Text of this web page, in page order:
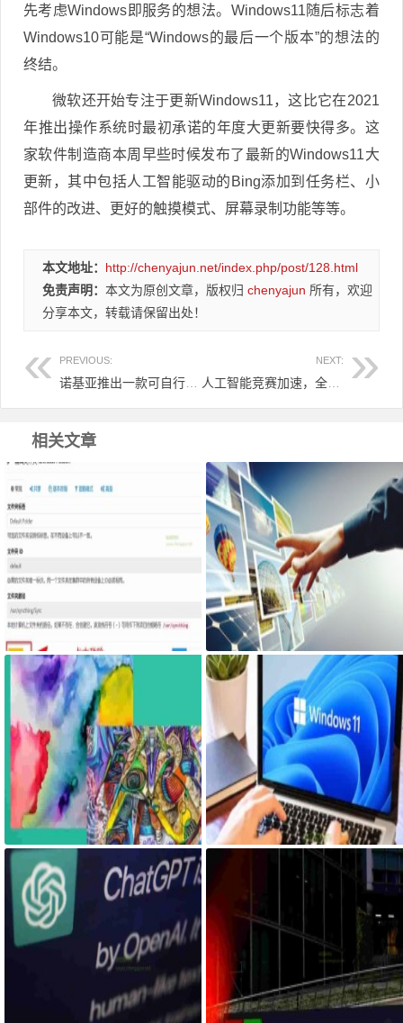
先考虑Windows即服务的想法。Windows11随后标志着
Windows10可能是“Windows的最后一个版本”的想法的
终结。
微软还开始专注于更新Windows11，这比它在2021
年推出操作系统时最初承诺的年度大更新要快得多。这
家软件制造商本周早些时候发布了最新的Windows11大
更新，其中包括人工智能驱动的Bing添加到任务栏、小
部件的改进、更好的触摸模式、屏幕录制功能等等。
本文地址： http://chenyajun.net/index.php/post/128.html
免责声明： 本文为原创文章，版权归 chenyajun 所有，欢迎
分享本文，转载请保留出处！
PREVIOUS: NEXT:
人工智能竞赛加速，全球科技巨头纷纷发布公告实施类似ChatGPT的人工智能追逐ChatGPT
相关文章
Syncthing在同一台设备上不同的
文件夹之间来实现文件夹的同步
利用Syncthing备份到云储存
一台笔记本电脑比台式机更容易崩
溃蓝屏经历
微软推出Visual ChatGPT一种用于
图像的ChatGPT和即将发布声称 C
hatGPT 4 将能够制作视频
Windows终于有了改进带有增强音
量混合器的Windows 11 Build 253
09
人工智能竞赛加速，全球科技巨头
微软将其新的人工智能Bing带到Wi